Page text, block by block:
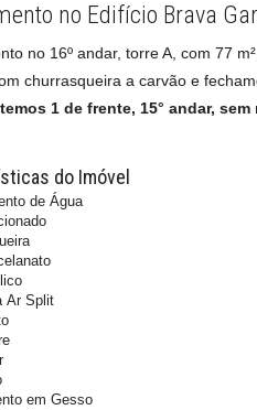
no Edifício Brava
no 16º andar, torre A, com 77
churrasqueira a carvão e
1 de frente, 15° andar,
do Imóvel
de Água
Ar Split
em Gesso